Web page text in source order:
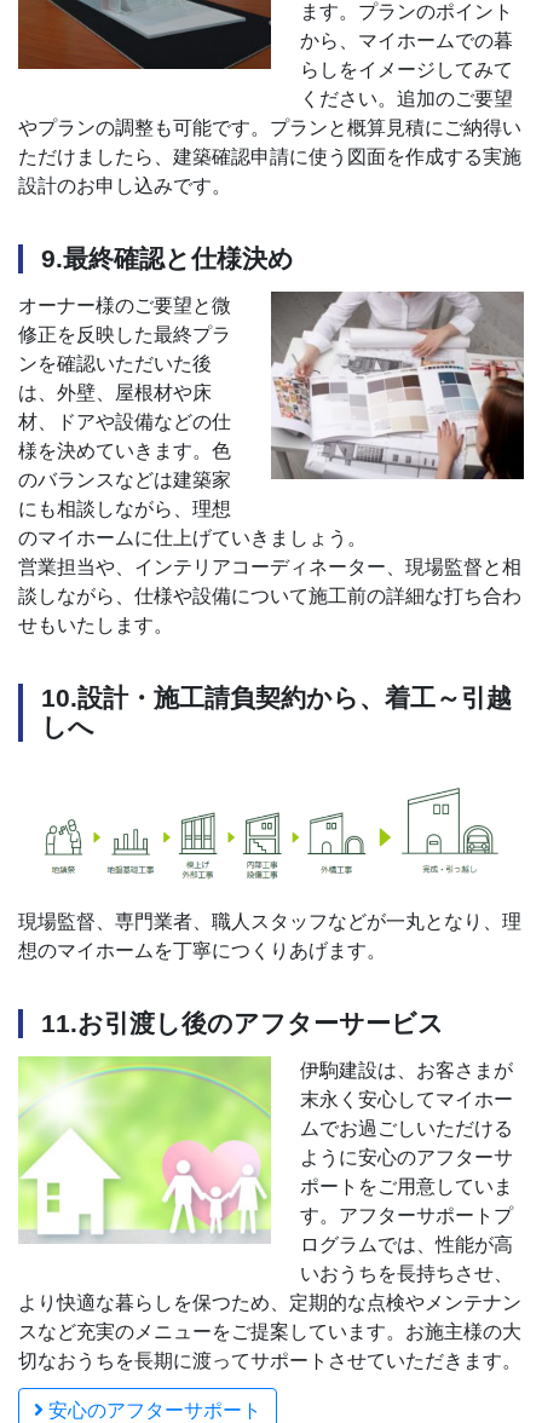
ます。プランのポイント
から、マイホームでの暮
らしをイメージしてみて
ください。追加のご要望
やプランの調整も可能です。プランと概算見積にご納得い
ただけましたら、建築確認申請に使う図面を作成する実施
設計のお申し込みです。
9.最終確認と仕様決め
オーナー様のご要望と微
修正を反映した最終プラ
ンを確認いただいた後
は、外壁、屋根材や床
材、ドアや設備などの仕
様を決めていきます。色
のバランスなどは建築家
にも相談しながら、理想
のマイホームに仕上げていきましょう。
営業担当や、インテリアコーディネーター、現場監督と相
談しながら、仕様や設備について施工前の詳細な打ち合わ
せもいたします。
10.設計・施工請負契約から、着工～引越
しへ
現場監督、専門業者、職人スタッフなどが一丸となり、理
想のマイホームを丁寧につくりあげます。
11.お引渡し後のアフターサービス
伊駒建設は、お客さまが
末永く安心してマイホー
ムでお過ごしいただける
ように安心のアフターサ
ポートをご用意していま
す。アフターサポートプ
ログラムでは、性能が高
いおうちを長持ちさせ、
より快適な暮らしを保つため、定期的な点検やメンテナン
スなど充実のメニューをご提案しています。お施主様の大
切なおうちを長期に渡ってサポートさせていただきます。
安心のアフターサポート